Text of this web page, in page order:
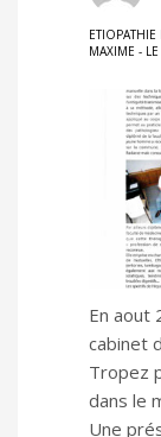
MAXIME -
En aout
cabinet
Tropez
dans le
Une